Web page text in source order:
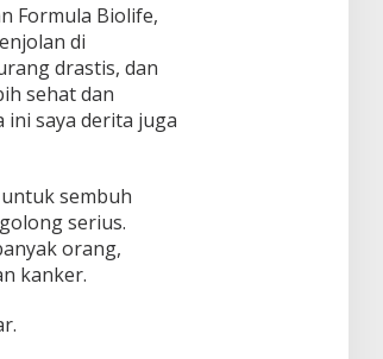
Formula Biolife,
di
drastis, dan
sehat dan
ini saya derita juga
sembuh
serius.
orang,
kanker.